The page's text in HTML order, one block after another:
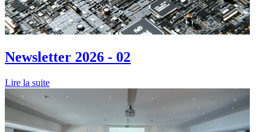
Newsletter 2026 - 02
Lire la suite